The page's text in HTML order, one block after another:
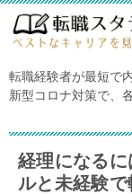
転職経験者が最短で
新型コロナ対策で、
経理になる
ルと未経験